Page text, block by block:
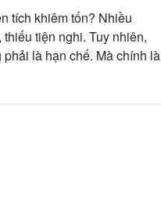
tích khiêm tốn? Nhiều
tiện nghi. Tuy nhiên,
là hạn chế. Mà chính là